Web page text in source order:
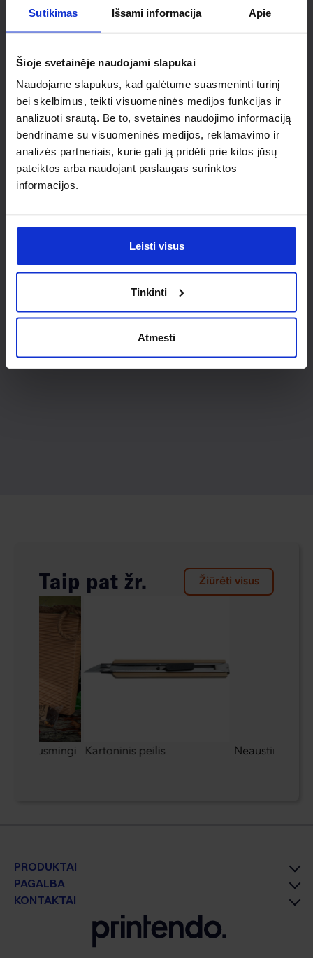
Sutikimas Išsami informacija Apie
Šioje svetainėje naudojami slapukai
Naudojame slapukus, kad galėtume suasmeninti turinį
bei skelbimus, teikti visuomeninės medijos funkcijas ir
analizuoti srautą. Be to, svetainės naudojimo informaciją
bendriname su visuomeninės medijos, reklamavimo ir
analizės partneriais, kurie gali ją pridėti prie kitos jūsų
pateiktos arba naudojant paslaugas surinktos
informacijos.
Leisti visus
Tinkinti
Atmesti
Ieškai
individualaus
sprendimo?
Susisiek su mumis dėl
nestandartinio produkto aptarimo.
Susisiekti
Taip pat žr. Žiūrėti visus
„Jausmingi Kartoninis peilis Neaustinis
PRODUKTAI
PAGALBA
KONTAKTAI